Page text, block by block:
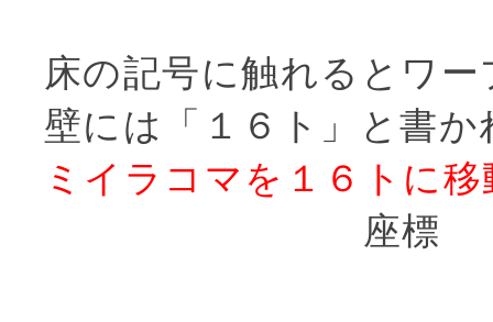
床の記号に触れるとワ
壁には「１６ト」と書
ミイラコマを１６トに
座標